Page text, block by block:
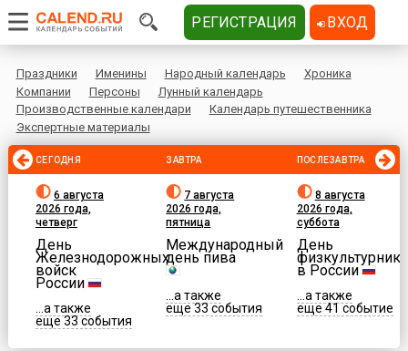
Праздники Именины Народный календарь
Хроника
Компании
Персоны
Лунный календарь
Производственные календари
Календарь путешественника
Экспертные материалы
СЕГОДНЯ
6 августа
2026 года,
четверг
День
Железнодорожных
войск
России
...а также
еще 33 события
ЗАВТРА
7 августа
2026 года,
пятница
Международный
день пива
...а также
еще 33 события
ПОСЛЕЗАВТРА
8 августа
2026 года,
суббота
День
физкультурника
в России
...а также
еще 41 событие
РЕГИСТРАЦИЯ ВХОД